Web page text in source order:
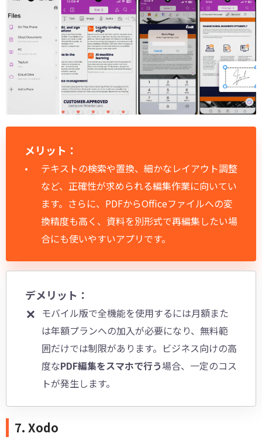
メリット：
テキストの検索や置換、細かなレイアウト調整
など、正確性が求められる編集作業に向いてい
ます。さらに、PDFからOfficeファイルへの変
換精度も高く、資料を別形式で再編集したい場
合にも使いやすいアプリです。
デメリット：
モバイル版で全機能を使用するには月額また
は年額プランへの加入が必要になり、無料範
囲だけでは制限があります。ビジネス向けの高
度なPDF編集をスマホで行う場合、一定のコス
トが発生します。
7. Xodo